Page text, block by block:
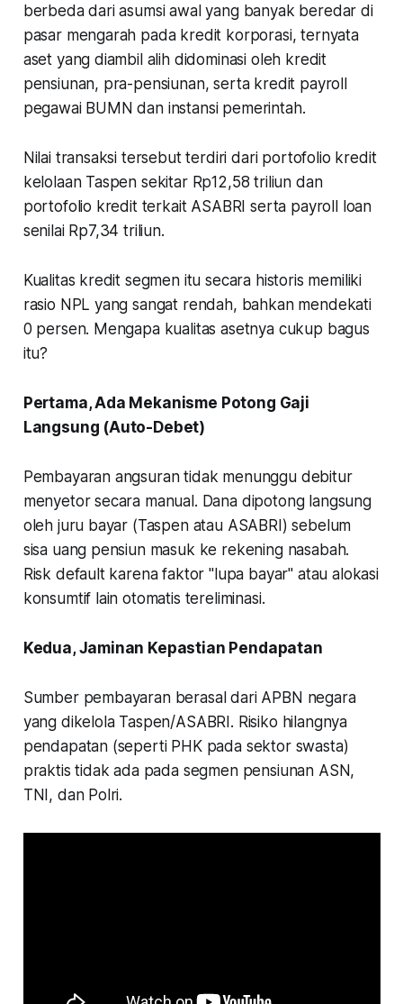
berbeda dari asumsi awal yang banyak beredar di
pasar mengarah pada kredit korporasi, ternyata
aset yang diambil alih didominasi oleh kredit
pensiunan, pra-pensiunan, serta kredit payroll
pegawai BUMN dan instansi pemerintah.
Nilai transaksi tersebut terdiri dari portofolio kredit
kelolaan Taspen sekitar Rp12,58 triliun dan
portofolio kredit terkait ASABRI serta payroll loan
senilai Rp7,34 triliun.
Kualitas kredit segmen itu secara historis memiliki
rasio NPL yang sangat rendah, bahkan mendekati
0 persen. Mengapa kualitas asetnya cukup bagus
itu?
Pertama, Ada Mekanisme Potong Gaji
Langsung (Auto-Debet)
Pembayaran angsuran tidak menunggu debitur
menyetor secara manual. Dana dipotong langsung
oleh juru bayar (Taspen atau ASABRI) sebelum
sisa uang pensiun masuk ke rekening nasabah.
Risk default karena faktor "lupa bayar" atau alokasi
konsumtif lain otomatis tereliminasi.
Kedua, Jaminan Kepastian Pendapatan
Sumber pembayaran berasal dari APBN negara
yang dikelola Taspen/ASABRI. Risiko hilangnya
pendapatan (seperti PHK pada sektor swasta)
praktis tidak ada pada segmen pensiunan ASN,
TNI, dan Polri.